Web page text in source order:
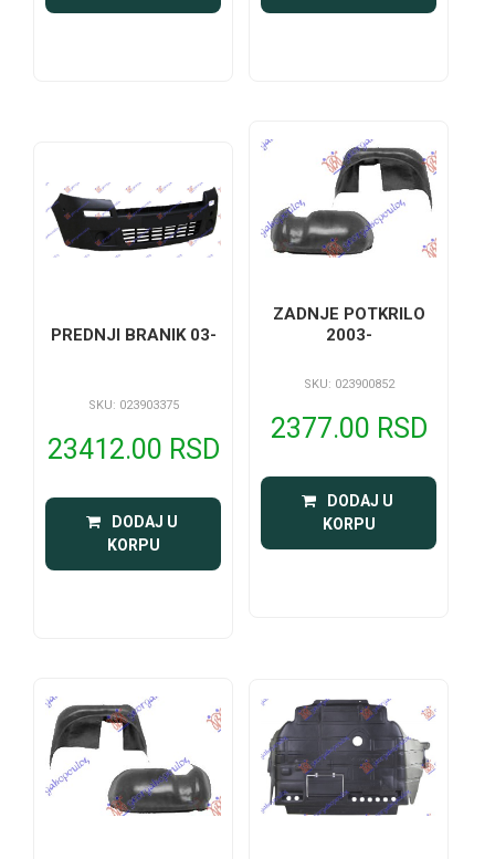
PREDNJI BRANIK 03-
SKU: 023903375
23412.00 RSD
DODAJ U
KORPU
ZADNJE POTKRILO
2003-
SKU: 023900852
2377.00 RSD
DODAJ U
KORPU